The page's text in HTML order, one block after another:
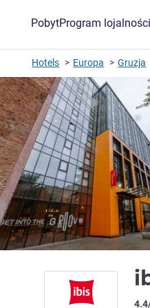
PobytProgram
Hotels Europa Gruzja